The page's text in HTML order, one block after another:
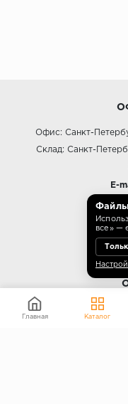
Офис: Санкт-
Склад: Санкт-
E-
Файлы
все» —
Главная Каталог